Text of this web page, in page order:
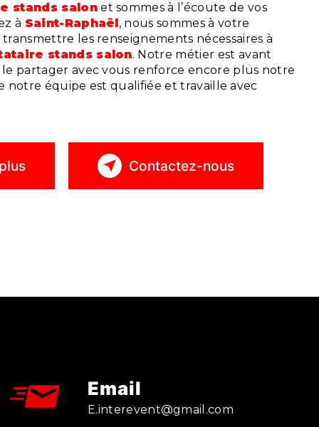
stands salonet sommes à l’écoute de vos
à Saint-Raphaël, nous sommes à votre
les renseignements nécessaires à
stands salon. Notre métier est avant
partager avec vous renforce encore plus notre
notre équipe est qualifiée et travaille avec
Contactez-nous
Email
e.interevent@gmail.com